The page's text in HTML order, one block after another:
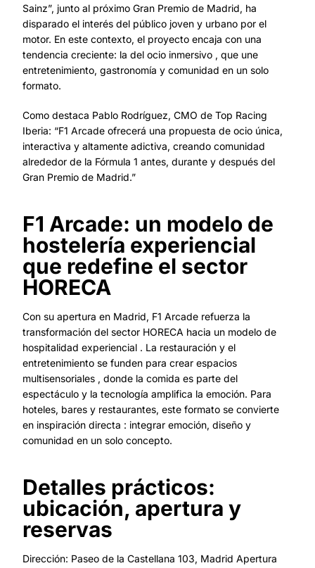
Sainz”, junto al próximo Gran Premio de Madrid, ha
disparado el interés del público joven y urbano por el
motor. En este contexto, el proyecto encaja con una
tendencia creciente: la del ocio inmersivo , que une
entretenimiento, gastronomía y comunidad en un solo
formato.
Como destaca Pablo Rodríguez, CMO de Top Racing
Iberia: “F1 Arcade ofrecerá una propuesta de ocio única,
interactiva y altamente adictiva, creando comunidad
alrededor de la Fórmula 1 antes, durante y después del
Gran Premio de Madrid.”
F1 Arcade: un modelo de
hostelería experiencial
que redefine el sector
HORECA
Con su apertura en Madrid, F1 Arcade refuerza la
transformación del sector HORECA hacia un modelo de
hospitalidad experiencial . La restauración y el
entretenimiento se funden para crear espacios
multisensoriales , donde la comida es parte del
espectáculo y la tecnología amplifica la emoción. Para
hoteles, bares y restaurantes, este formato se convierte
en inspiración directa : integrar emoción, diseño y
comunidad en un solo concepto.
Detalles prácticos:
ubicación, apertura y
reservas
Dirección: Paseo de la Castellana 103, Madrid Apertura